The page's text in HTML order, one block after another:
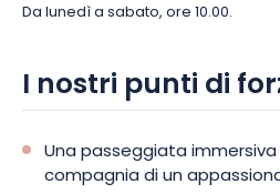
Da lunedì a sabato, ore 10.00.
I nostri punti di
Una passeggiata
compagnia di un